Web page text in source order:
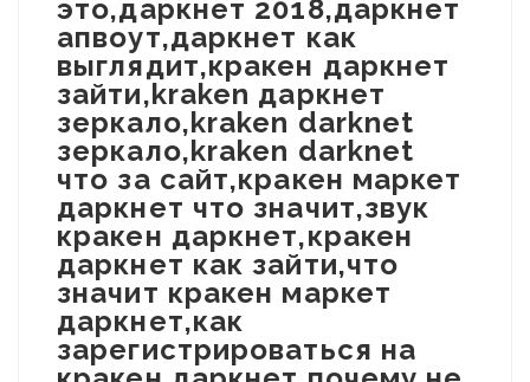
это,даркнет 2018,даркнет
апвоут,даркнет как
выглядит,кракен даркнет
зайти,kraken даркнет
зеркало,kraken darknet
зеркало,kraken darknet
что за сайт,кракен маркет
даркнет что значит,звук
кракен даркнет,кракен
даркнет как зайти,что
значит кракен маркет
даркнет,как
зарегистрироваться на